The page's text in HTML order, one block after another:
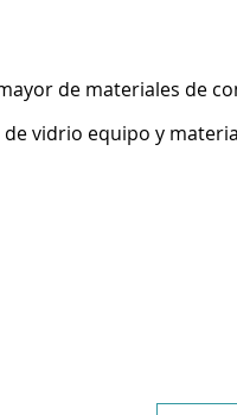
de materiales de
vidrio equipo y